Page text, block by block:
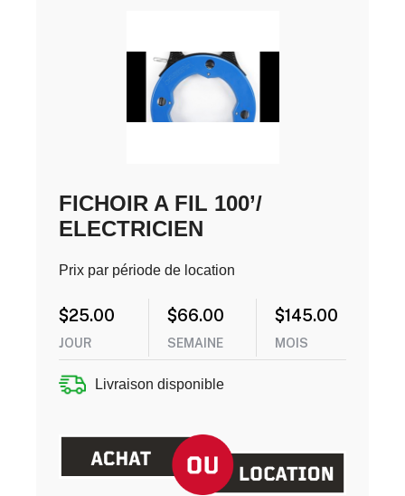
FICHOIR A FIL 100’/
ELECTRICIEN
Prix par période de location
$25.00
JOUR
$66.00
SEMAINE
$145.00
MOIS
Livraison disponible